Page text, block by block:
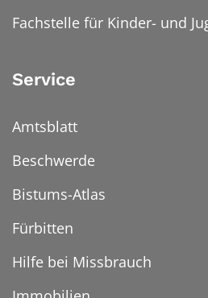
Fachstelle für Kinder- und
Service
Amtsblatt
Beschwerde
Bistums-Atlas
Fürbitten
Hilfe bei Missbrauch